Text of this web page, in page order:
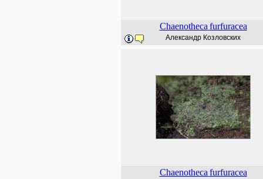
Chaenotheca furfuracea
Александр Козловских
Chaenotheca furfuracea